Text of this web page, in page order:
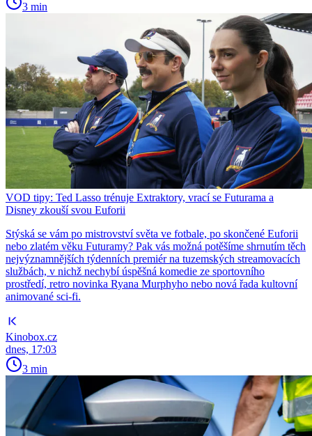
3 min
VOD tipy: Ted Lasso trénuje Extraktory, vrací se Futurama a
Disney zkouší svou Euforii
Stýská se vám po mistrovství světa ve fotbale, po skončené Euforii
nebo zlatém věku Futuramy? Pak vás možná potěšíme shrnutím těch
nejvýznamnějších týdenních premiér na tuzemských streamovacích
službách, v nichž nechybí úspěšná komedie ze sportovního
prostředí, retro novinka Ryana Murphyho nebo nová řada kultovní
animované sci-fi.
Kinobox.cz
dnes, 17:03
3 min